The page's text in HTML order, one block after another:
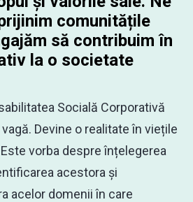
comunitățile
să contribuim în
la o societate
Socială Corporativă
Devine o realitate în viețile
vorba despre înțelegerea
acestora și
acelor domenii în care